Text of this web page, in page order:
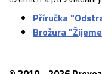
Příručka
Brožura